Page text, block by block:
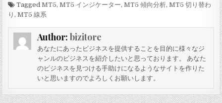
ー
タ
「
」
TaggedMT5,MT5 インジケーター,MT5 傾向分析,MT5 切り替わ
り ,MT5 線系
Author: bizitore
あなたにあったビジネスを提供することを目的に様々なジ
ャンルのビジネスを紹介したいと思っております。 あなた
のビジネスを見つける手助けになるようなサイトを作りた
いと思いますのでよろしくお願いします。